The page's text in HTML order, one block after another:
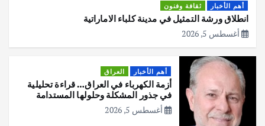
أهم الأخبار ثقافة وفنون
انطلاق ورشة التمثيل في مدينة كلباء الاماراتية
أغسطس 5, 2026
أهم الأخبار العراق
أزمة الكهرباء في العراق… قراءة تحليلية
في جذور المشكلة وحلولها المستدامة
أغسطس 5, 2026